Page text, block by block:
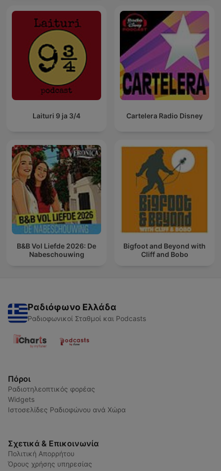
Laituri 9 ja 3/4 Cartelera Radio Disney
B&B Vol Liefde 2026: De
Nabeschouwing
Bigfoot and Beyond with
Cliff and Bobo
Ραδιόφωνο Ελλάδα
Ραδιοφωνικοί Σταθμοί και Podcasts
Πόροι
Ραδιοτηλεοπτικός φορέας
Widgets
Ιστοσελίδες Ραδιοφώνου ανά Χώρα
Σχετικά & Επικοινωνία
Πολιτική Απορρήτου
Όρους χρήσης υπηρεσίας